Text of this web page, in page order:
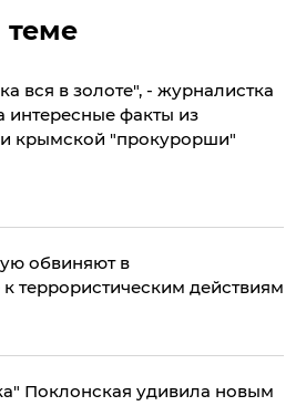
теме
вся в золоте", - журналистка
интересные факты из
крымской "прокурорши"
обвиняют в
к террористическим действиям
Поклонская удивила новым